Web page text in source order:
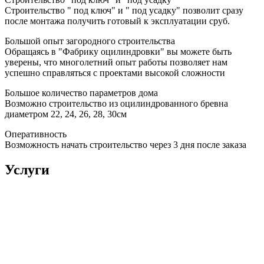
Строительство " под ключ" и " под усадку" позволит сразу
после монтажа получить готовый к эксплуатации сруб.
Большой опыт загородного строительства
Обращаясь в "Фабрику оцилиндровки" вы можете быть
уверены, что многолетний опыт работы позволяет нам
успешно справляться с проектами высокой сложности
Большое количество параметров дома
Возможно строительство из оцилиндрованного бревна
диаметром 22, 24, 26, 28, 30см
Оперативность
Возможность начать строительство через 3 дня после заказа
Услуги